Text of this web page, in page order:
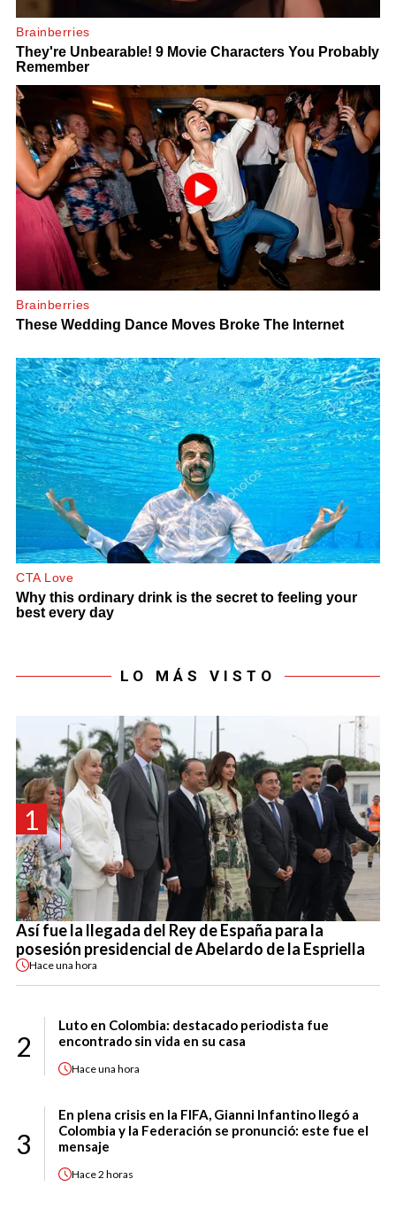
LO MÁS VISTO
1
Así fue la llegada del Rey de España para la
posesión presidencial de Abelardo de la Espriella
Haceuna hora
2
Luto en Colombia: destacado periodista fue
encontrado sin vida en su casa
Haceuna hora
3
En plena crisis en la FIFA, Gianni Infantino llegó a
Colombia y la Federación se pronunció: este fue el
mensaje
Hace2 horas